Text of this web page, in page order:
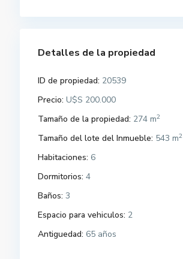
Detalles de la propiedad
ID de propiedad: 20539
Precio: U$S 200.000
Tamaño de la propiedad: 274 m2
Tamaño del lote del Inmueble: 543 m2
Habitaciones: 6
Dormitorios: 4
Baños: 3
Espacio para vehiculos: 2
Antiguedad: 65 años